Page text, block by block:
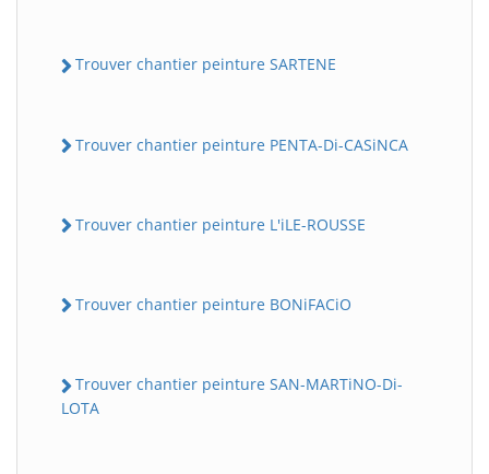
Trouver chantier peinture SARTENE
Trouver chantier peinture PENTA-Di-CASiNCA
Trouver chantier peinture L'iLE-ROUSSE
Trouver chantier peinture BONiFACiO
Trouver chantier peinture SAN-MARTiNO-Di-
LOTA